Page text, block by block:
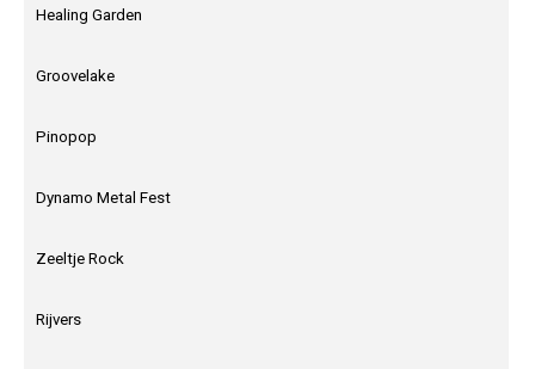
Healing Garden
Groovelake
Pinopop
Dynamo Metal Fest
Zeeltje Rock
Rijvers